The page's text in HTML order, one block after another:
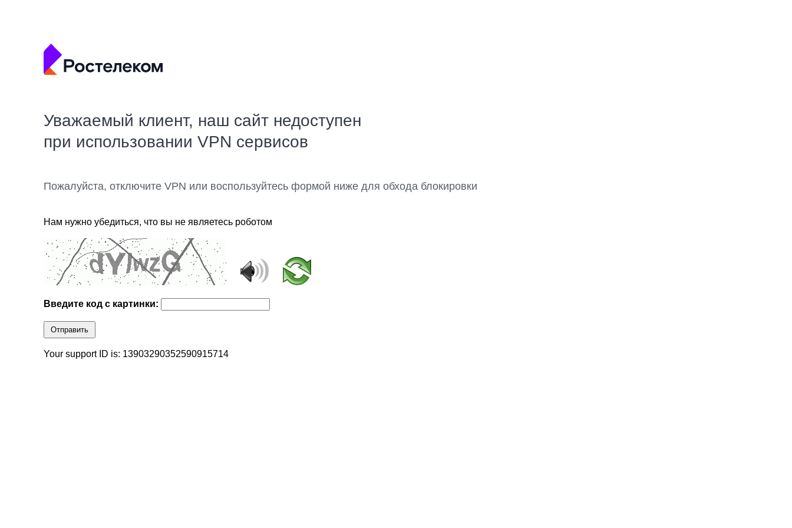
Уважаемый клиент, наш сайт недоступен
при использовании VPN сервисов
Пожалуйста, отключите VPN или воспользуйтесь формой ниже для обхода блокировки
Нам нужно убедиться, что вы не являетесь роботом
Введите код с картинки:
Отправить
Your support ID is: 13903290352590915714